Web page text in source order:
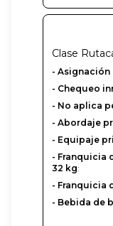
Clase
-
- Chequeo
- No aplica
- Abordaje
- Equipaje
- Franquicia
32 kg:
- Franquicia
- Bebida de